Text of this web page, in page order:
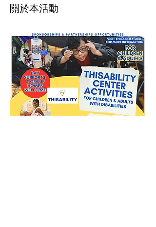
關於本活動